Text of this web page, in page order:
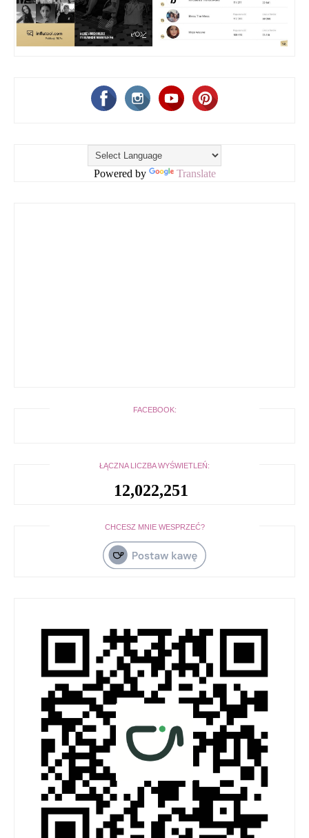
Powered by Translate
FACEBOOK:
ŁĄCZNA LICZBA WYŚWIETLEŃ:
12,022,251
CHCESZ MNIE WESPRZEĆ?